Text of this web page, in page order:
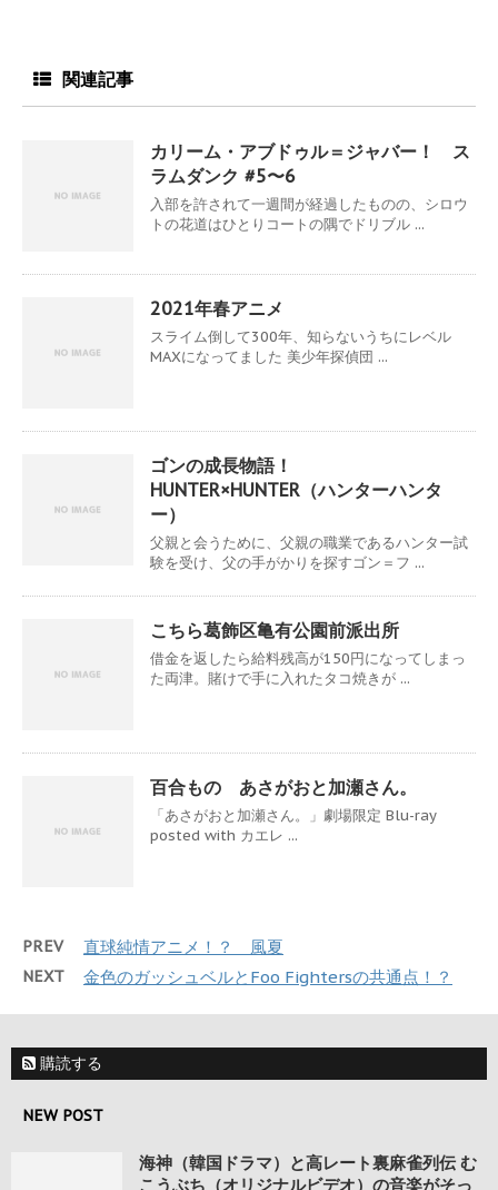
関連記事
カリーム・アブドゥル＝ジャバー！ ス
ラムダンク #5〜6
入部を許されて一週間が経過したものの、シロウ
トの花道はひとりコートの隅でドリブル ...
2021年春アニメ
スライム倒して300年、知らないうちにレベル
MAXになってました 美少年探偵団 ...
ゴンの成長物語！
HUNTER×HUNTER（ハンターハンタ
ー）
父親と会うために、父親の職業であるハンター試
験を受け、父の手がかりを探すゴン＝フ ...
こちら葛飾区亀有公園前派出所
借金を返したら給料残高が150円になってしまっ
た両津。賭けで手に入れたタコ焼きが ...
百合もの あさがおと加瀬さん。
「あさがおと加瀬さん。」劇場限定 Blu-ray
posted with カエレ ...
PREV 直球純情アニメ！？ 風夏
NEXT 金色のガッシュベルとFoo Fightersの共通点！？
購読する
NEW POST
海神（韓国ドラマ）と高レート裏麻雀列伝 む
こうぶち（オリジナルビデオ）の音楽がそっ